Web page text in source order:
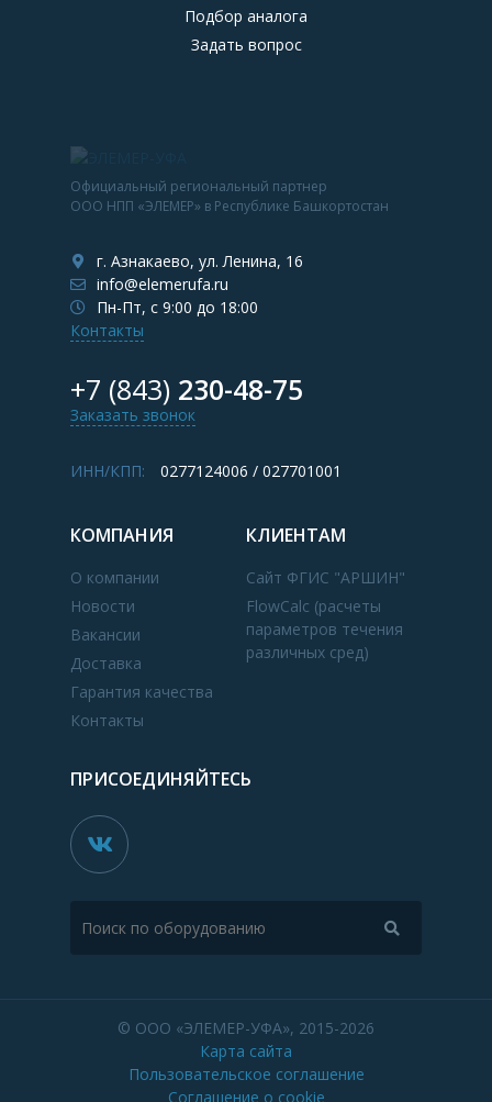
Подбор аналога
Задать вопрос
Официальный региональный партнер
ООО НПП «ЭЛЕМЕР» в Республике Башкортостан
г. Азнакаево, ул. Ленина, 16
info@elemerufa.ru
Пн-Пт, с 9:00 до 18:00
Контакты
+7 (843) 230-48-75
Заказать звонок
ИНН/КПП: 0277124006 / 027701001
КОМПАНИЯ
О компании
Новости
Вакансии
Доставка
Гарантия качества
Контакты
КЛИЕНТАМ
Сайт ФГИС "АРШИН"
FlowCalc (расчеты
параметров течения
различных сред)
ПРИСОЕДИНЯЙТЕСЬ
© ООО «ЭЛЕМЕР-УФА», 2015-2026
Карта сайта
Пользовательское соглашение
Соглашение о cookie